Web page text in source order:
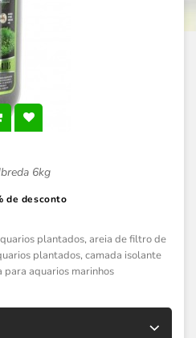
6kg
de desconto
plantados, areia de filtro de
plantados, camada isolante
para aquarios marinhos